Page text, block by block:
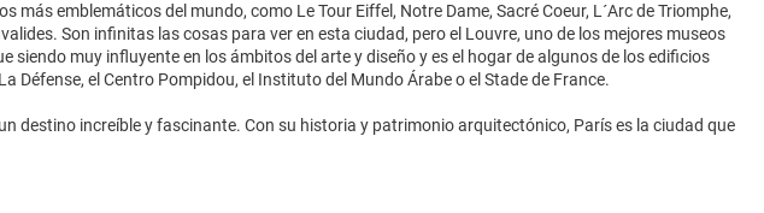
más emblemáticos del mundo, como Le Tour Eiffel, Notre Dame, Sacré Coeur, L´Arc de Triomphe,
Son infinitas las cosas para ver en esta ciudad, pero el Louvre, uno de los mejores museos
siendo muy influyente en los ámbitos del arte y diseño y es el hogar de algunos de los edificios
Défense, el Centro Pompidou, el Instituto del Mundo Árabe o el Stade de France.
destino increíble y fascinante. Con su historia y patrimonio arquitectónico, París es la ciudad que